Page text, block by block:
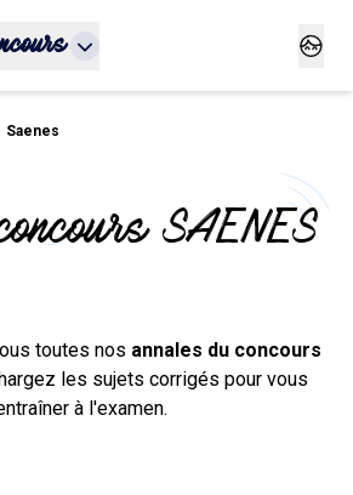
Saenes
SAENES
toutes nos annales du concours
les sujets corrigés pour vous
à l'examen.